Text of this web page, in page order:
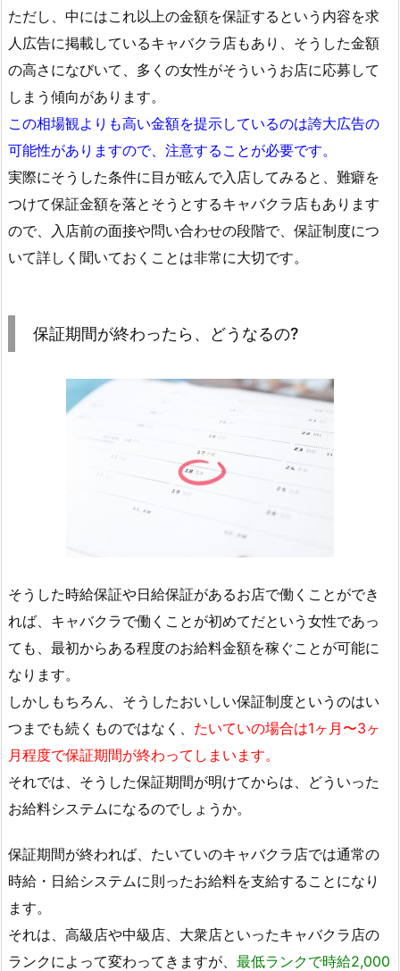
ただし、中にはこれ以上の金額を保証するという内容を求
人広告に掲載しているキャバクラ店もあり、そうした金額
の高さになびいて、多くの女性がそういうお店に応募して
しまう傾向があります。
この相場観よりも高い金額を提示しているのは誇大広告の
可能性がありますので、注意することが必要です。
実際にそうした条件に目が眩んで入店してみると、難癖を
つけて保証金額を落とそうとするキャバクラ店もあります
ので、入店前の面接や問い合わせの段階で、保証制度につ
いて詳しく聞いておくことは非常に大切です。
保証期間が終わったら、どうなるの?
そうした時給保証や日給保証があるお店で働くことができ
れば、キャバクラで働くことが初めてだという女性であっ
ても、最初からある程度のお給料金額を稼ぐことが可能に
なります。
しかしもちろん、そうしたおいしい保証制度というのはい
つまでも続くものではなく、 たいていの場合は1ヶ月〜3ヶ
月程度で保証期間が終わってしまいます。
それでは、そうした保証期間が明けてからは、どういった
お給料システムになるのでしょうか。
保証期間が終われば、たいていのキャバクラ店では通常の
時給・日給システムに則ったお給料を支給することになり
ます。
それは、高級店や中級店、大衆店といったキャバクラ店の
ランクによって変わってきますが、 最低ランクで時給2,000